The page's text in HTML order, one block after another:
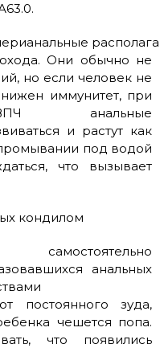
Они обычно не
но если человек не
иммунитет, при
анальные
и растут как
под водой
что вызывает
анальных
постоянного зуда,
чешется попа.
что появились